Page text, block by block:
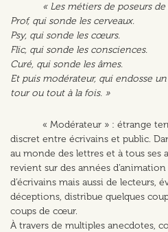
« Les métiers de poseurs
Prof, qui sonde les cerveaux.
Psy, qui sonde les cœurs.
Flic, qui sonde les consciences.
Curé, qui sonde les âmes.
Et puis modérateur, qui endosse
tour ou tout à la fois. »
« Modérateur » : étrange
discret entre écrivains et public.
au monde des lettres et à tous ses
revient sur des années
d’écrivains mais aussi de lecteurs,
déceptions, distribue quelques
coups de cœur.
À travers de multiples anecdotes,